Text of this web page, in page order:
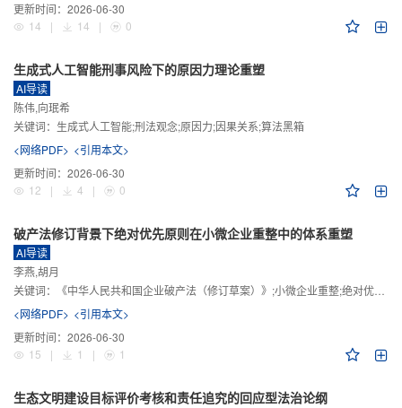
更新时间： 2026-06-30
14
| 14 | 0
生成式人工智能刑事风险下的原因力理论重塑
AI导读
陈伟,向珉希
关键词： 生成式人工智能;刑法观念;原因力;因果关系;算法黑箱
<网络PDF> <引用本文>
更新时间： 2026-06-30
12
| 4 | 0
破产法修订背景下绝对优先原则在小微企业重整中的体系重塑
AI导读
李燕,胡月
关键词：
《中华人民共和国企业破产法（修订草案）》;小微企业重整;绝对优先原则;股东权益保留;预期可支配收入标准
<网络PDF> <引用本文>
更新时间： 2026-06-30
15
| 1 | 1
生态文明建设目标评价考核和责任追究的回应型法治论纲